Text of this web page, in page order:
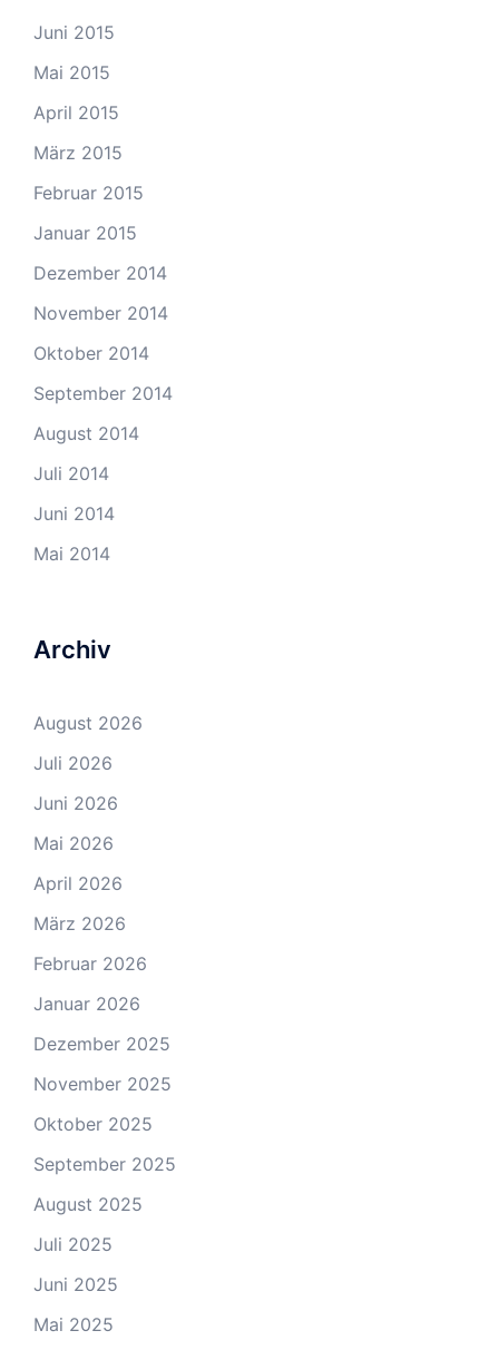
Juni 2015
Mai 2015
April 2015
März 2015
Februar 2015
Januar 2015
Dezember 2014
November 2014
Oktober 2014
September 2014
August 2014
Juli 2014
Juni 2014
Mai 2014
Archiv
August 2026
Juli 2026
Juni 2026
Mai 2026
April 2026
März 2026
Februar 2026
Januar 2026
Dezember 2025
November 2025
Oktober 2025
September 2025
August 2025
Juli 2025
Juni 2025
Mai 2025